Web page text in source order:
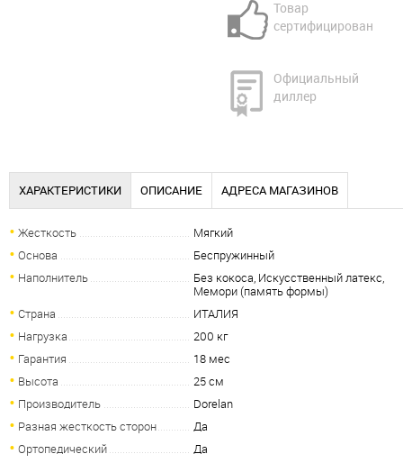
Товар
сертифицирован
Официальный
диллер
ХАРАКТЕРИСТИКИ ОПИСАНИЕ АДРЕСА МАГАЗИНОВ
Жесткость
Мягкий
Основа
Беспружинный
Наполнитель
Без кокоса, Искусственный латекс,
Мемори (память формы)
Страна
ИТАЛИЯ
Нагрузка
200 кг
Гарантия
18 мес
Высота
25 см
Производитель
Dorelan
Разная жесткость сторон
Да
Ортопедический
Да